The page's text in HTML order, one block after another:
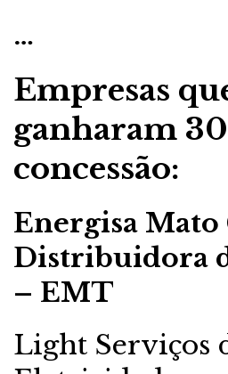
…
Empresas
ganharam
concessão:
Energisa Mato
Distribuidora
– EMT
Light Serviços